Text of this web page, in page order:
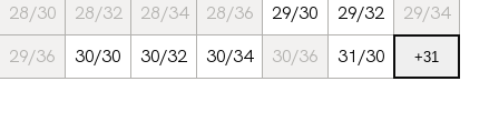
28/30 28/32 28/34 28/36 29/30 29/32
29/34
29/36
30/30 30/32 30/34 30/36 31/30 +31